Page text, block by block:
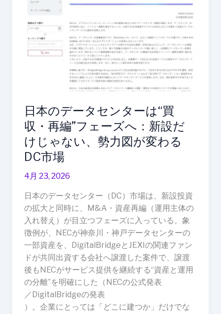
日本のデータセンターは“買
収・再編”フェーズへ：新設だ
けじゃない、勢力図が変わる
DC市場
4月 23, 2026
日本のデータセンター（DC）市場は、新設投資
の拡大と同時に、M&A・資産再編（運用主体の
入れ替え）が目立つフェーズに入っている。象
徴例が、NECが神奈川・神戸データセンターの
一部資産を、DigitalBridgeとJEXIの関連ファン
ドが共同出資する会社へ譲渡した案件で、譲渡
後もNECがサービス提供を継続する“資産と運用
の分離”を明確にした（NECの公式発表
／DigitalBridgeの発表
）。企業にとっては「どこに建つか」だけでな
タ
セ
ン
タ
編”フ
ェ
ー
ズ
へ：
新
だ
け
じ
ゃ
な
い、
勢
力
図
が